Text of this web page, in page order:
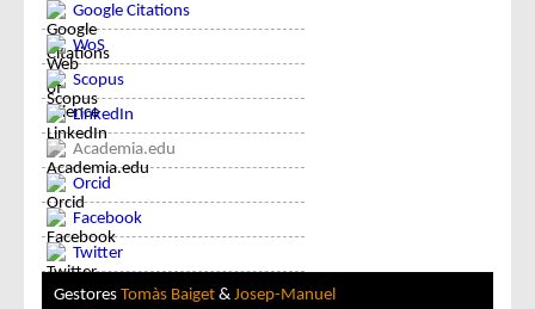
Google Citations
WoS
Scopus
LinkedIn
Academia.edu
Orcid
Facebook
Twitter
Gestores Tomàs Baiget & Josep-Manuel